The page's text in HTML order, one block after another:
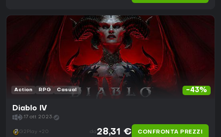
-43%
Action RPG Casual
Diablo IV
17 ott 2023
G2Play +20 da 28,31 € CONFRONTA PREZZI